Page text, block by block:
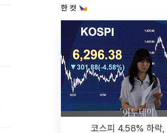
한 컷
코스피 4.58% 하락,